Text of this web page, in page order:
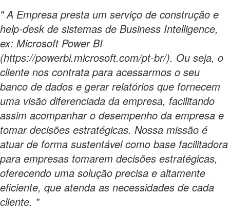
" A Empresa presta um serviço de construção e
help-desk de sistemas de Business Intelligence,
ex: Microsoft Power BI
(https://powerbi.microsoft.com/pt-br/). Ou seja, o
cliente nos contrata para acessarmos o seu
banco de dados e gerar relatórios que fornecem
uma visão diferenciada da empresa, facilitando
assim acompanhar o desempenho da empresa e
tomar decisões estratégicas. Nossa missão é
atuar de forma sustentável como base facilitadora
para empresas tomarem decisões estratégicas,
oferecendo uma solução precisa e altamente
eficiente, que atenda as necessidades de cada
cliente. "